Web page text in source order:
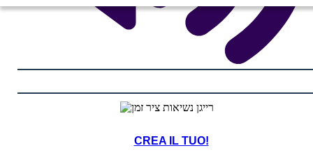
CREA IL TUO!